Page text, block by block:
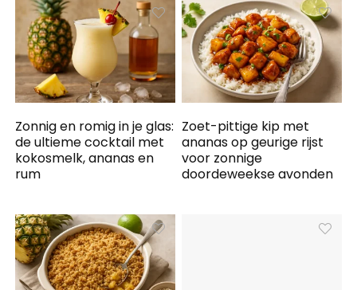
Zonnig en romig in je glas:
de ultieme cocktail met
kokosmelk, ananas en
rum
Zoet-pittige kip met
ananas op geurige rijst
voor zonnige
doordeweekse avonden